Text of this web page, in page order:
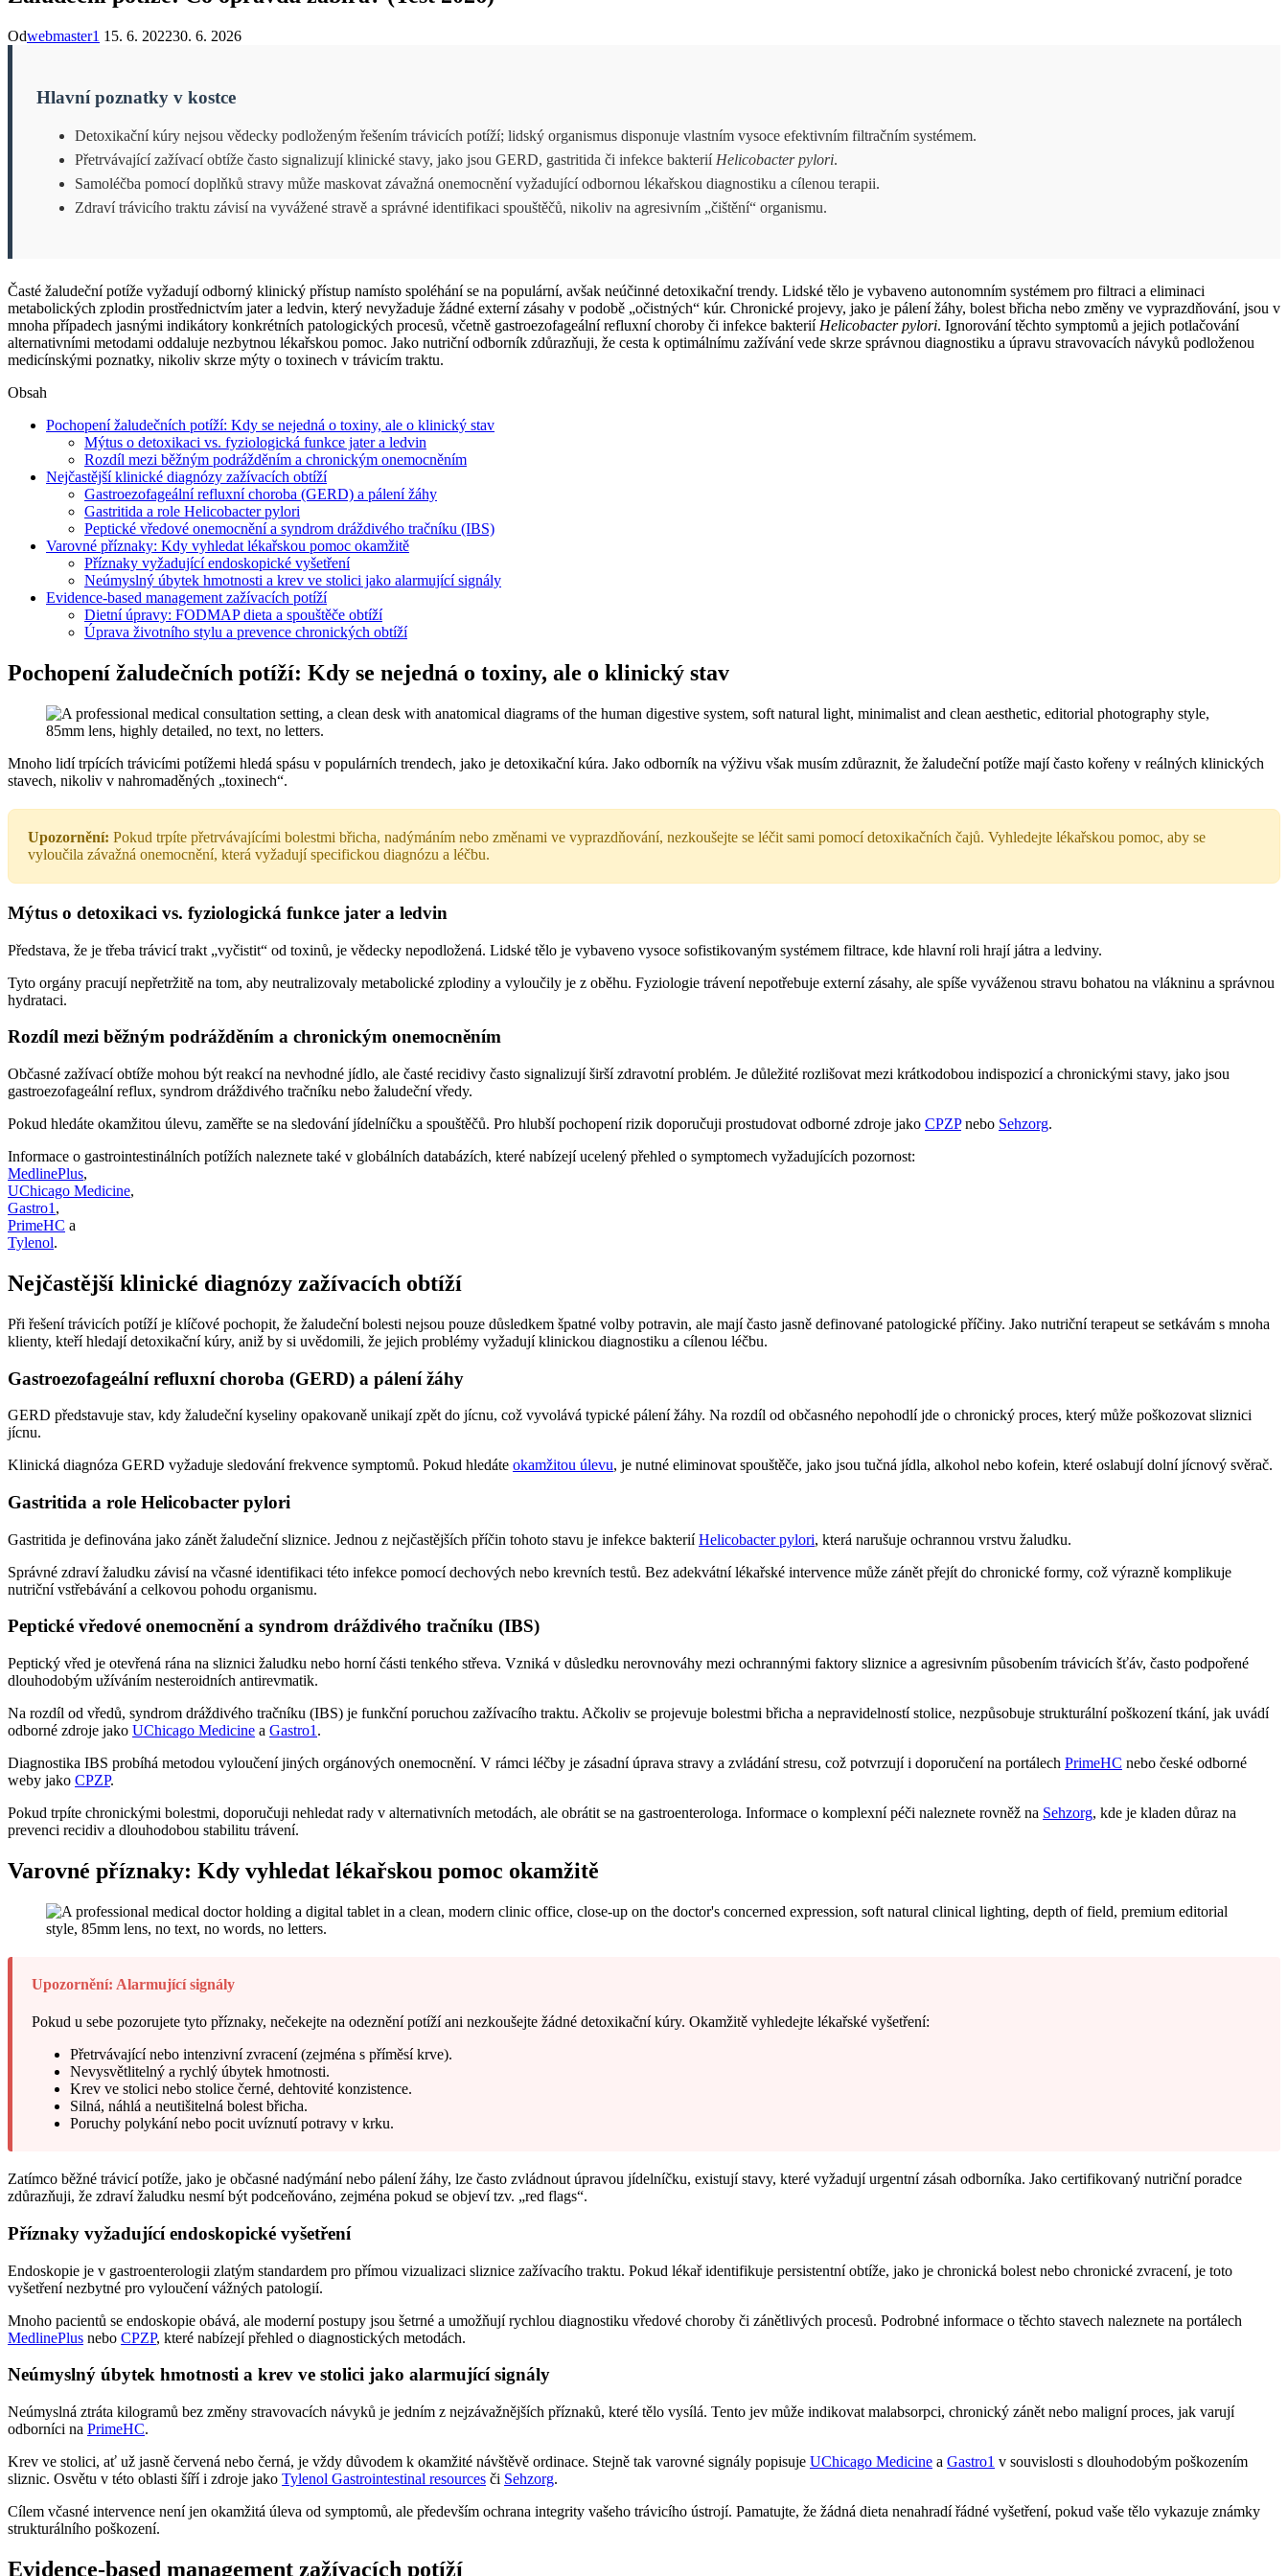
Odwebmaster1 15. 6. 202230. 6. 2026
Hlavní poznatky v kostce
Detoxikační kúry nejsou vědecky podloženým řešením trávicích potíží; lidský organismus disponuje vlastním vysoce efektivním filtračním systémem.
Přetrvávající zažívací obtíže často signalizují klinické stavy, jako jsou GERD, gastritida či infekce bakterií Helicobacter pylori.
Samoléčba pomocí doplňků stravy může maskovat závažná onemocnění vyžadující odbornou lékařskou diagnostiku a cílenou terapii.
Zdraví trávicího traktu závisí na vyvážené stravě a správné identifikaci spouštěčů, nikoliv na agresivním „čištění“ organismu.
Časté žaludeční potíže vyžadují odborný klinický přístup namísto spoléhání se na populární, avšak neúčinné detoxikační trendy. Lidské tělo je vybaveno autonomním systémem pro filtraci a eliminaci
metabolických zplodin prostřednictvím jater a ledvin, který nevyžaduje žádné externí zásahy v podobě „očistných“ kúr. Chronické projevy, jako je pálení žáhy, bolest břicha nebo změny ve vyprazdňování, jsou v
mnoha případech jasnými indikátory konkrétních patologických procesů, včetně gastroezofageální refluxní choroby či infekce bakterií Helicobacter pylori. Ignorování těchto symptomů a jejich potlačování
alternativními metodami oddaluje nezbytnou lékařskou pomoc. Jako nutriční odborník zdůrazňuji, že cesta k optimálnímu zažívání vede skrze správnou diagnostiku a úpravu stravovacích návyků podloženou
medicínskými poznatky, nikoliv skrze mýty o toxinech v trávicím traktu.
Obsah
Pochopení žaludečních potíží: Kdy se nejedná o toxiny, ale o klinický stav
Mýtus o detoxikaci vs. fyziologická funkce jater a ledvin
Rozdíl mezi běžným podrážděním a chronickým onemocněním
Nejčastější klinické diagnózy zažívacích obtíží
Gastroezofageální refluxní choroba (GERD) a pálení žáhy
Gastritida a role Helicobacter pylori
Peptické vředové onemocnění a syndrom dráždivého tračníku (IBS)
Varovné příznaky: Kdy vyhledat lékařskou pomoc okamžitě
Příznaky vyžadující endoskopické vyšetření
Neúmyslný úbytek hmotnosti a krev ve stolici jako alarmující signály
Evidence-based management zažívacích potíží
Dietní úpravy: FODMAP dieta a spouštěče obtíží
Úprava životního stylu a prevence chronických obtíží
Pochopení žaludečních potíží: Kdy se nejedná o toxiny, ale o klinický stav
Mnoho lidí trpících trávicími potížemi hledá spásu v populárních trendech, jako je detoxikační kúra. Jako odborník na výživu však musím zdůraznit, že žaludeční potíže mají často kořeny v reálných klinických
stavech, nikoliv v nahromaděných „toxinech“.
Upozornění: Pokud trpíte přetrvávajícími bolestmi břicha, nadýmáním nebo změnami ve vyprazdňování, nezkoušejte se léčit sami pomocí detoxikačních čajů. Vyhledejte lékařskou pomoc, aby se
vyloučila závažná onemocnění, která vyžadují specifickou diagnózu a léčbu.
Mýtus o detoxikaci vs. fyziologická funkce jater a ledvin
Představa, že je třeba trávicí trakt „vyčistit“ od toxinů, je vědecky nepodložená. Lidské tělo je vybaveno vysoce sofistikovaným systémem filtrace, kde hlavní roli hrají játra a ledviny.
Tyto orgány pracují nepřetržitě na tom, aby neutralizovaly metabolické zplodiny a vyloučily je z oběhu. Fyziologie trávení nepotřebuje externí zásahy, ale spíše vyváženou stravu bohatou na vlákninu a správnou
hydrataci.
Rozdíl mezi běžným podrážděním a chronickým onemocněním
Občasné zažívací obtíže mohou být reakcí na nevhodné jídlo, ale časté recidivy často signalizují širší zdravotní problém. Je důležité rozlišovat mezi krátkodobou indispozicí a chronickými stavy, jako jsou
gastroezofageální reflux, syndrom dráždivého tračníku nebo žaludeční vředy.
Pokud hledáte okamžitou úlevu, zaměřte se na sledování jídelníčku a spouštěčů. Pro hlubší pochopení rizik doporučuji prostudovat odborné zdroje jako CPZPnebo Sehzorg.
Informace o gastrointestinálních potížích naleznete také v globálních databázích, které nabízejí ucelený přehled o symptomech vyžadujících pozornost:
MedlinePlus,
UChicago Medicine,
Gastro1 ,
PrimeHC a
Tylenol.
Nejčastější klinické diagnózy zažívacích obtíží
Při řešení trávicích potíží je klíčové pochopit, že žaludeční bolesti nejsou pouze důsledkem špatné volby potravin, ale mají často jasně definované patologické příčiny. Jako nutriční terapeut se setkávám s mnoha
klienty, kteří hledají detoxikační kúry, aniž by si uvědomili, že jejich problémy vyžadují klinickou diagnostiku a cílenou léčbu.
Gastroezofageální refluxní choroba (GERD) a pálení žáhy
GERD představuje stav, kdy žaludeční kyseliny opakovaně unikají zpět do jícnu, což vyvolává typické pálení žáhy. Na rozdíl od občasného nepohodlí jde o chronický proces, který může poškozovat sliznici
jícnu.
Klinická diagnóza GERD vyžaduje sledování frekvence symptomů. Pokud hledáte okamžitou úlevu, je nutné eliminovat spouštěče, jako jsou tučná jídla, alkohol nebo kofein, které oslabují dolní jícnový svěrač.
Gastritida a role Helicobacter pylori
Gastritida je definována jako zánět žaludeční sliznice. Jednou z nejčastějších příčin tohoto stavu je infekce bakteriíHelicobacter pylori, která narušuje ochrannou vrstvu žaludku.
Správné zdraví žaludku závisí na včasné identifikaci této infekce pomocí dechových nebo krevních testů. Bez adekvátní lékařské intervence může zánět přejít do chronické formy, což výrazně komplikuje
nutriční vstřebávání a celkovou pohodu organismu.
Peptické vředové onemocnění a syndrom dráždivého tračníku (IBS)
Peptický vřed je otevřená rána na sliznici žaludku nebo horní části tenkého střeva. Vzniká v důsledku nerovnováhy mezi ochrannými faktory sliznice a agresivním působením trávicích šťáv, často podpořené
dlouhodobým užíváním nesteroidních antirevmatik.
Na rozdíl od vředů, syndrom dráždivého tračníku (IBS) je funkční poruchou zažívacího traktu. Ačkoliv se projevuje bolestmi břicha a nepravidelností stolice, nezpůsobuje strukturální poškození tkání, jak uvádí
odborné zdroje jako UChicago Medicine a Gastro1 .
Diagnostika IBS probíhá metodou vyloučení jiných orgánových onemocnění. V rámci léčby je zásadní úprava stravy a zvládání stresu, což potvrzují i doporučení na portálech PrimeHC nebo české odborné
weby jako CPZP.
Pokud trpíte chronickými bolestmi, doporučuji nehledat rady v alternativních metodách, ale obrátit se na gastroenterologa. Informace o komplexní péči naleznete rovněž na Sehzorg, kde je kladen důraz na
prevenci recidiv a dlouhodobou stabilitu trávení.
Varovné příznaky: Kdy vyhledat lékařskou pomoc okamžitě
Upozornění: Alarmující signály
Pokud u sebe pozorujete tyto příznaky, nečekejte na odeznění potíží ani nezkoušejte žádné detoxikační kúry. Okamžitě vyhledejte lékařské vyšetření:
Přetrvávající nebo intenzivní zvracení (zejména s příměsí krve).
Nevysvětlitelný a rychlý úbytek hmotnosti.
Krev ve stolici nebo stolice černé, dehtovité konzistence.
Silná, náhlá a neutišitelná bolest břicha.
Poruchy polykání nebo pocit uvíznutí potravy v krku.
Zatímco běžné trávicí potíže, jako je občasné nadýmání nebo pálení žáhy, lze často zvládnout úpravou jídelníčku, existují stavy, které vyžadují urgentní zásah odborníka. Jako certifikovaný nutriční poradce
zdůrazňuji, že zdraví žaludku nesmí být podceňováno, zejména pokud se objeví tzv. „red flags“.
Příznaky vyžadující endoskopické vyšetření
Endoskopie je v gastroenterologii zlatým standardem pro přímou vizualizaci sliznice zažívacího traktu. Pokud lékař identifikuje persistentní obtíže, jako je chronická bolest nebo chronické zvracení, je toto
vyšetření nezbytné pro vyloučení vážných patologií.
Mnoho pacientů se endoskopie obává, ale moderní postupy jsou šetrné a umožňují rychlou diagnostiku vředové choroby či zánětlivých procesů. Podrobné informace o těchto stavech naleznete na portálech
MedlinePlus nebo CPZP, které nabízejí přehled o diagnostických metodách.
Neúmyslný úbytek hmotnosti a krev ve stolici jako alarmující signály
Neúmyslná ztráta kilogramů bez změny stravovacích návyků je jedním z nejzávažnějších příznaků, které tělo vysílá. Tento jev může indikovat malabsorpci, chronický zánět nebo maligní proces, jak varují
odborníci na PrimeHC.
Krev ve stolici, ať už jasně červená nebo černá, je vždy důvodem k okamžité návštěvě ordinace. Stejně tak varovné signály popisuje UChicago Medicine a Gastro1 v souvislosti s dlouhodobým poškozením
sliznic. Osvětu v této oblasti šíří i zdroje jako Tylenol Gastrointestinal resources či Sehzorg.
Cílem včasné intervence není jen okamžitá úleva od symptomů, ale především ochrana integrity vašeho trávicího ústrojí. Pamatujte, že žádná dieta nenahradí řádné vyšetření, pokud vaše tělo vykazuje známky
strukturálního poškození.
Evidence-based management zažívacích potíží